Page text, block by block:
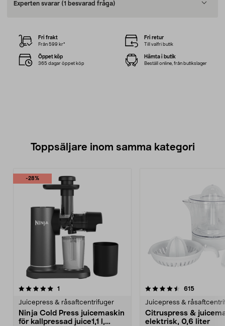
Experten svarar (1 besvarad fråga)
Fri frakt
Från 599 kr*
Fri retur
Till valfri butik
Öppet köp
365 dagar öppet köp
Hämta i butik
Beställ online, från butikslager
Toppsäljare inom samma kategori
-28%
1
Juicepress & råsaftcentrifuger
Ninja Cold Press juicemaskin
för kallpressad juice1,1 l,
4.5 av 5 stjärnor 615
Juicepress &
Citruspress &
elektrisk, 0,6 liter
4.5 av 5 stjärnor